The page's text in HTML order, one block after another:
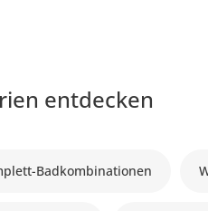
entdecken
Badkombinationen